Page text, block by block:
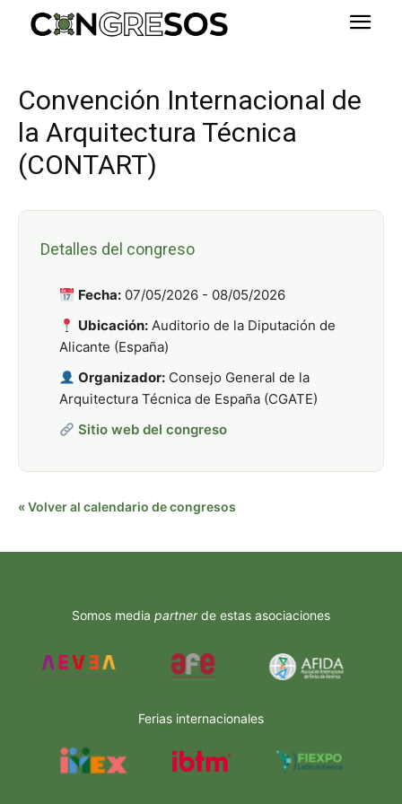
Convención Internacional de
la Arquitectura Técnica
(CONTART)
Detalles del congreso
Fecha: 07/05/2026 - 08/05/2026
Ubicación: Auditorio de la Diputación de
Alicante (España)
Organizador: Consejo General de la
Arquitectura Técnica de España (CGATE)
Sitio web del congreso
« Volver al calendario de congresos
Somos media partnerde estas asociaciones
Ferias internacionales